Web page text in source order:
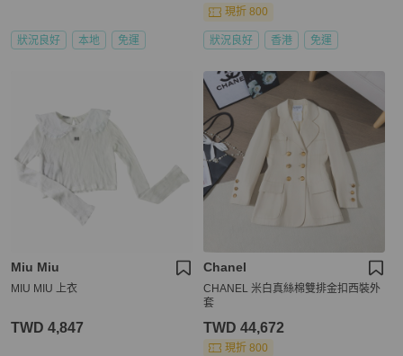
狀況良好 本地 免運
現折 800
狀況良好 香港 免運
Miu Miu
MIU MIU 上衣
TWD 4,847
Chanel
CHANEL 米白真絲棉雙排金扣西裝外
套
TWD 44,672
現折 800